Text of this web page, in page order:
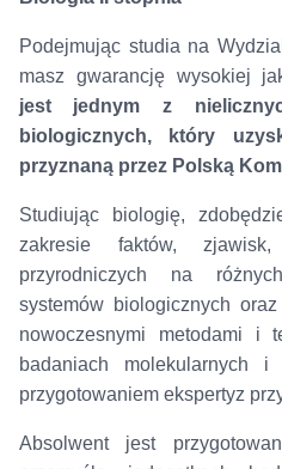
Podejmując studia na
masz gwarancję wysokiej
jest jednym z
biologicznych, który
przyznaną przez Polską
Studiując biologię,
zakresie faktów,
przyrodniczych na
systemów biologicznych
nowoczesnymi metodami i
badaniach molekularnych
przygotowaniem ekspertyz
Absolwent jest